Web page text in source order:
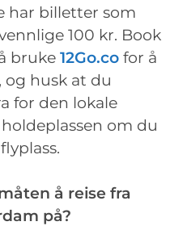
har billetter som
100 kr. Book
bruke 12Go.co for å
og husk at du
for den lokale
om du
å reise fra
på?